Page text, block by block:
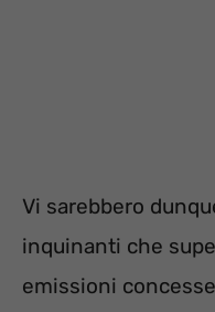
Vi sarebbero
inquinanti che
emissioni